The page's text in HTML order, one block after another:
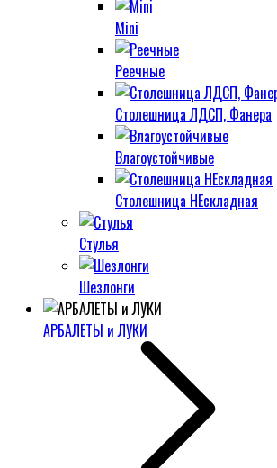
Mini
Реечные
Столешница ЛДСП, Фанера
Влагоустойчивые
Столешница НЕскладная
Стулья
Шезлонги
АРБАЛЕТЫ и ЛУКИ